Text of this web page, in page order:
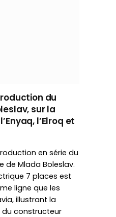
du
sur la
l’Elroq et
en série du
de Mlada Boleslav.
7 places est
ligne que les
illustrant la
du constructeur